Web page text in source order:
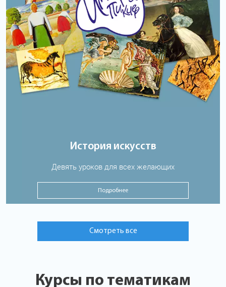
История искусств
Девять уроков для всех желающих
Подробнее
Смотреть все
Курсы по тематикам